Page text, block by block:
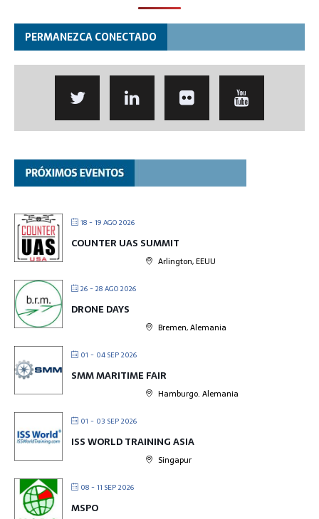
PERMANEZCA CONECTADO
18 - 19 AGO 2026
COUNTER UAS SUMMIT
Arlington, EEUU
26 - 28 AGO 2026
DRONE DAYS
Bremen, Alemania
01 - 04 SEP 2026
SMM MARITIME FAIR
Hamburgo. Alemania
01 - 03 SEP 2026
ISS WORLD TRAINING ASIA
Singapur
08 - 11 SEP 2026
MSPO